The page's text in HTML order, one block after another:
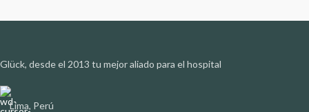
Glück, desde el 2013 tu mejor aliado para el hospital
Lima, Perú